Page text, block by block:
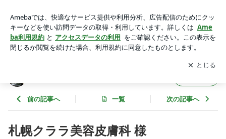
アプリをダウンロードして ブログの更新通知
を受け取りまし
ょう。
開く
前の記事へ 一覧 次の記事へ
札幌クララ美容皮膚科 様